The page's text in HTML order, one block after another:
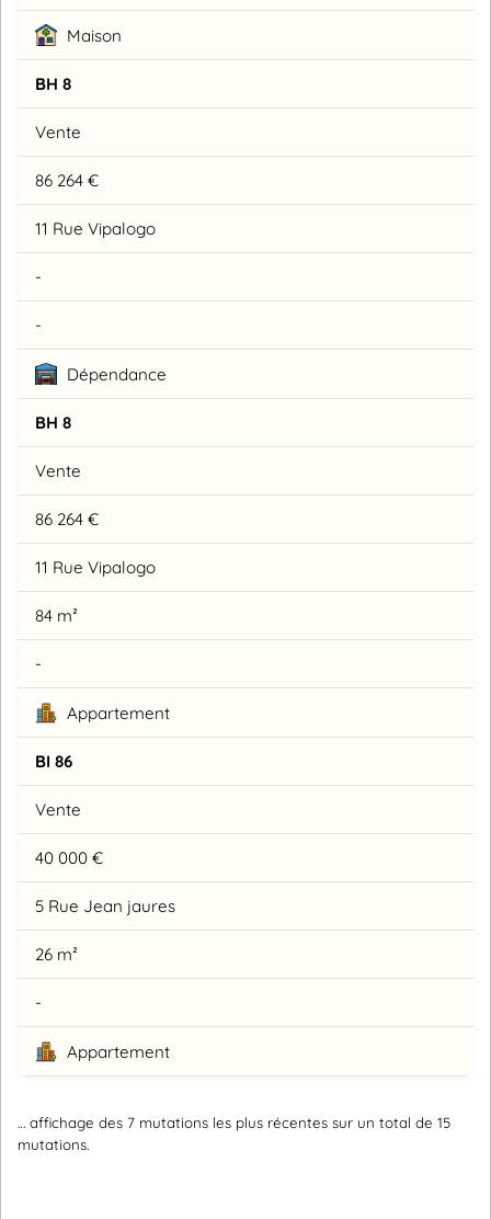
Maison
BH 8
Vente
86 264 €
11 Rue Vipalogo
-
-
Dépendance
BH 8
Vente
86 264 €
11 Rue Vipalogo
84 m²
-
Appartement
BI 86
Vente
40 000 €
5 Rue Jean jaures
26 m²
-
Appartement
… affichage des 7 mutations les plus récentes sur un total de 15
mutations.